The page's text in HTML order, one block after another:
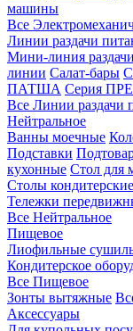
машины
Все
Линии раздачи
Мини-линия раздачи
линии Салат-бары
ПАТША Серия
Все Линии раздачи
Нейтральное
Ванны моечные
Подставки
кухонные Стол для
Столы кондитерские
Тележки
Все Нейтральное
Пищевое
Лиофильные
Кондитерское
Все Пищевое
Зонты вытяжные
Аксессуары